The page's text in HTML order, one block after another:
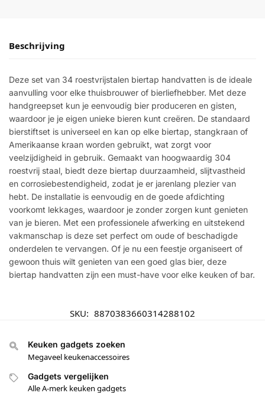
Beschrijving
Deze set van 34 roestvrijstalen biertap handvatten is de ideale
aanvulling voor elke thuisbrouwer of bierliefhebber. Met deze
handgreepset kun je eenvoudig bier produceren en gisten,
waardoor je je eigen unieke bieren kunt creëren. De standaard
bierstiftset is universeel en kan op elke biertap, stangkraan of
Amerikaanse kraan worden gebruikt, wat zorgt voor
veelzijdigheid in gebruik. Gemaakt van hoogwaardig 304
roestvrij staal, biedt deze biertap duurzaamheid, slijtvastheid
en corrosiebestendigheid, zodat je er jarenlang plezier van
hebt. De installatie is eenvoudig en de goede afdichting
voorkomt lekkages, waardoor je zonder zorgen kunt genieten
van je bieren. Met een professionele afwerking en uitstekend
vakmanschap is deze set perfect om oude of beschadigde
onderdelen te vervangen. Of je nu een feestje organiseert of
gewoon thuis wilt genieten van een goed glas bier, deze
biertap handvatten zijn een must-have voor elke keuken of bar.
SKU: 8870383660314288102
Keuken gadgets zoeken
Megaveel keukenaccessoires
Gadgets vergelijken
Alle A-merk keuken gadgets